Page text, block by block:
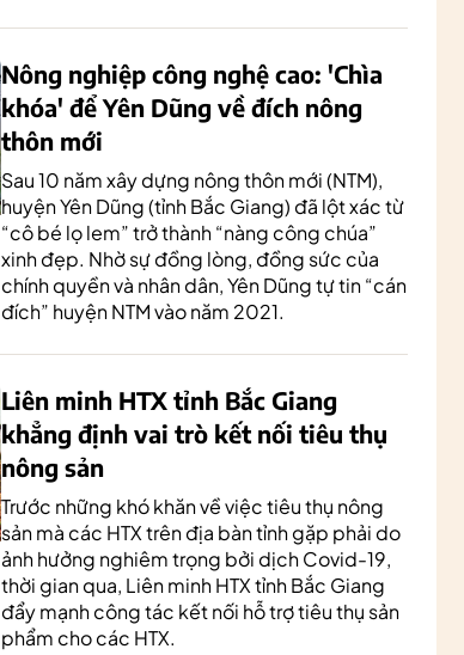
Nông nghiệp công nghệ cao: 'Chìa
khóa' để Yên Dũng về đích nông
thôn mới
Sau 10 năm xây dựng nông thôn mới (NTM),
huyện Yên Dũng (tỉnh Bắc Giang) đã lột xác từ
“cô bé lọ lem” trở thành “nàng công chúa”
xinh đẹp. Nhờ sự đồng lòng, đồng sức của
chính quyền và nhân dân, Yên Dũng tự tin “cán
đích” huyện NTM vào năm 2021.
Liên minh HTX tỉnh Bắc Giang
khẳng định vai trò kết nối tiêu thụ
nông sản
Trước những khó khăn về việc tiêu thụ nông
sản mà các HTX trên địa bàn tỉnh gặp phải do
ảnh hưởng nghiêm trọng bởi dịch Covid-19,
thời gian qua, Liên minh HTX tỉnh Bắc Giang
đẩy mạnh công tác kết nối hỗ trợ tiêu thụ sản
phẩm cho các HTX.